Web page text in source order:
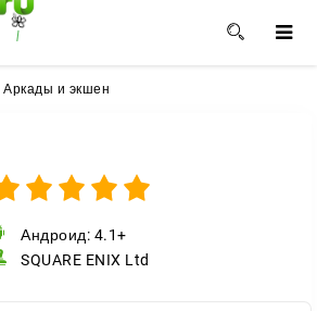
🌺
Аркады и экшен
Андроид: 4.1+
SQUARE ENIX Ltd